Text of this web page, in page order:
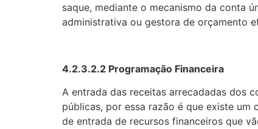
saque, mediante o mecanismo da conta
administrativa ou gestora de orçamento
4.2.3.2.2 Programação Financeira
A entrada das receitas arrecadadas dos
públicas, por essa razão é que existe
de entrada de recursos financeiros que